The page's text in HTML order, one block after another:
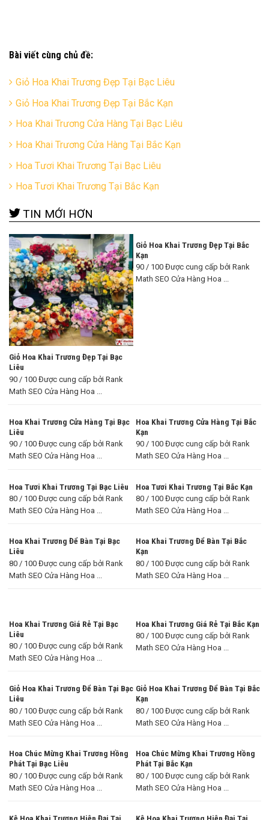
Bài viết cùng chủ đề:
Giỏ Hoa Khai Trương Đẹp Tại Bạc Liêu
Giỏ Hoa Khai Trương Đẹp Tại Bắc Kạn
Hoa Khai Trương Cửa Hàng Tại Bạc Liêu
Hoa Khai Trương Cửa Hàng Tại Bắc Kạn
Hoa Tươi Khai Trương Tại Bạc Liêu
Hoa Tươi Khai Trương Tại Bắc Kạn
TIN MỚI HƠN
Giỏ Hoa Khai Trương Đẹp Tại Bạc
Liêu
90 / 100 Được cung cấp bởi Rank
Math SEO Cửa Hàng Hoa ...
Giỏ Hoa Khai Trương Đẹp Tại Bắc
Kạn
90 / 100 Được cung cấp bởi Rank
Math SEO Cửa Hàng Hoa ...
Hoa Khai Trương Cửa Hàng Tại Bạc
Liêu
90 / 100 Được cung cấp bởi Rank
Math SEO Cửa Hàng Hoa ...
Hoa Khai Trương Cửa Hàng Tại Bắc
Kạn
90 / 100 Được cung cấp bởi Rank
Math SEO Cửa Hàng Hoa ...
Hoa Tươi Khai Trương Tại Bạc Liêu
80 / 100 Được cung cấp bởi Rank
Math SEO Cửa Hàng Hoa ...
Hoa Tươi Khai Trương Tại Bắc Kạn
80 / 100 Được cung cấp bởi Rank
Math SEO Cửa Hàng Hoa ...
Hoa Khai Trương Để Bàn Tại Bạc
Liêu
80 / 100 Được cung cấp bởi Rank
Math SEO Cửa Hàng Hoa ...
Hoa Khai Trương Để Bàn Tại Bắc
Kạn
80 / 100 Được cung cấp bởi Rank
Math SEO Cửa Hàng Hoa ...
Hoa Khai Trương Giá Rẻ Tại Bạc
Liêu
80 / 100 Được cung cấp bởi Rank
Math SEO Cửa Hàng Hoa ...
Hoa Khai Trương Giá Rẻ Tại Bắc Kạn
80 / 100 Được cung cấp bởi Rank
Math SEO Cửa Hàng Hoa ...
Giỏ Hoa Khai Trương Để Bàn Tại Bạc
Liêu
80 / 100 Được cung cấp bởi Rank
Math SEO Cửa Hàng Hoa ...
Giỏ Hoa Khai Trương Để Bàn Tại Bắc
Kạn
80 / 100 Được cung cấp bởi Rank
Math SEO Cửa Hàng Hoa ...
Hoa Chúc Mừng Khai Trương Hồng
Phát Tại Bạc Liêu
80 / 100 Được cung cấp bởi Rank
Math SEO Cửa Hàng Hoa ...
Hoa Chúc Mừng Khai Trương Hồng
Phát Tại Bắc Kạn
80 / 100 Được cung cấp bởi Rank
Math SEO Cửa Hàng Hoa ...
Kệ Hoa Khai Trương Hiện Đại Tại Kệ Hoa Khai Trương Hiện Đại Tại